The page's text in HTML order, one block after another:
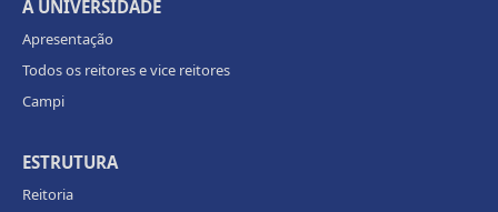
A UNIVERSIDADE
Apresentação
Todos os reitores e vice reitores
Campi
ESTRUTURA
Reitoria